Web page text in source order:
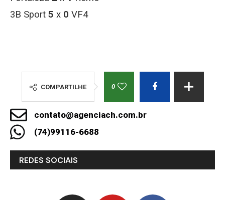
3B Sport 5 x 0 VF4
COMPARTILHE 0
contato@agenciach.com.br
(74)99116-6688
REDES SOCIAIS